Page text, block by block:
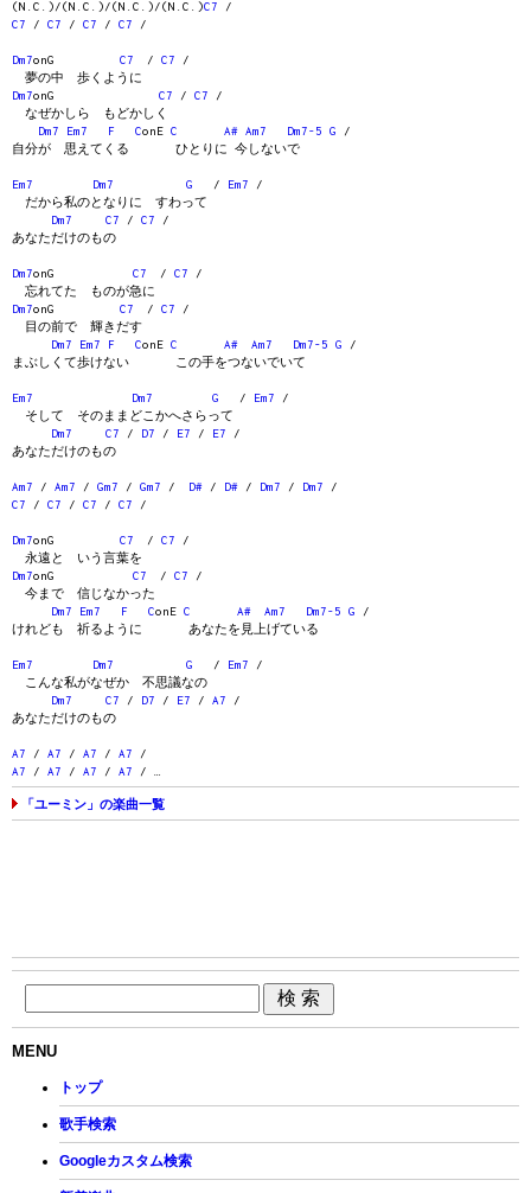
(N.C.)/(N.C.)/(N.C.)/(N.C.)C7 /
C7 / C7 / C7 / C7 /
Dm7onG C7 / C7 /
夢の中 歩くように
Dm7onG C7 / C7 /
なぜかしら もどかしく
Dm7
Em7 F ConE C A# Am7 Dm7-5 G /
自分が 思えてくる ひとりに 今しないで
Em7 Dm7 G / Em7 /
だから私のとなりに すわって
Dm7
C7 / C7 /
あなただけのもの
Dm7onG C7 / C7 /
忘れてた ものが急に
Dm7onG C7 / C7 /
目の前で 輝きだす
Dm7
Em7 F ConE C A# Am7 Dm7-5 G /
まぶしくて歩けない この手をつないでいて
Em7 Dm7 G / Em7 /
そして そのままどこかへさらって
Dm7
C7 / D7 / E7 / E7 /
あなただけのもの
Am7 / Am7 / Gm7 / Gm7 / D# / D# / Dm7 / Dm7 /
C7 / C7 / C7 / C7 /
Dm7onG C7 / C7 /
永遠と いう言葉を
Dm7onG C7 / C7 /
今まで 信じなかった
Dm7
Em7 F ConE C A# Am7 Dm7-5 G /
けれども 祈るように あなたを見上げている
Em7 Dm7 G / Em7 /
こんな私がなぜか 不思議なの
Dm7
C7 / D7 / E7 / A7 /
あなただけのもの
A7 / A7 / A7 / A7 /
A7 / A7 / A7 / A7 / …
「ユーミン」の楽曲一覧
MENU
トップ
歌手検索
Googleカスタム検索